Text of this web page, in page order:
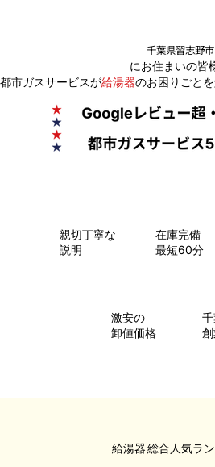
にお住まいの皆
千葉県習志野市
都市ガスサービスが給湯器のお困りごとを
親切丁寧な
説明
在庫完備
最短60分
​激安の
卸値価格
総合人気ラ
給湯器